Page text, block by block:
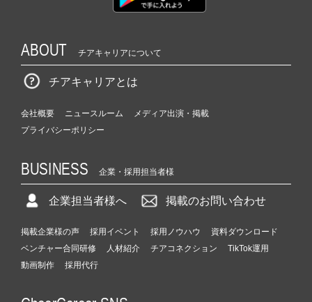
ABOUT チアキャリアについて
チアキャリアとは
会社概要 ニュースルーム
メディア出演・掲載
プライバシーポリシー
BUSINESS 企業・採用担当者様
企業担当者様へ 掲載のお問い合わせ
掲載企業様の声 採用イベント 採用ノウハウ
資料ダウンロード
ベンチャー合同研修
人材紹介 チアコネクション
TikTok運用
動画制作
採用代行